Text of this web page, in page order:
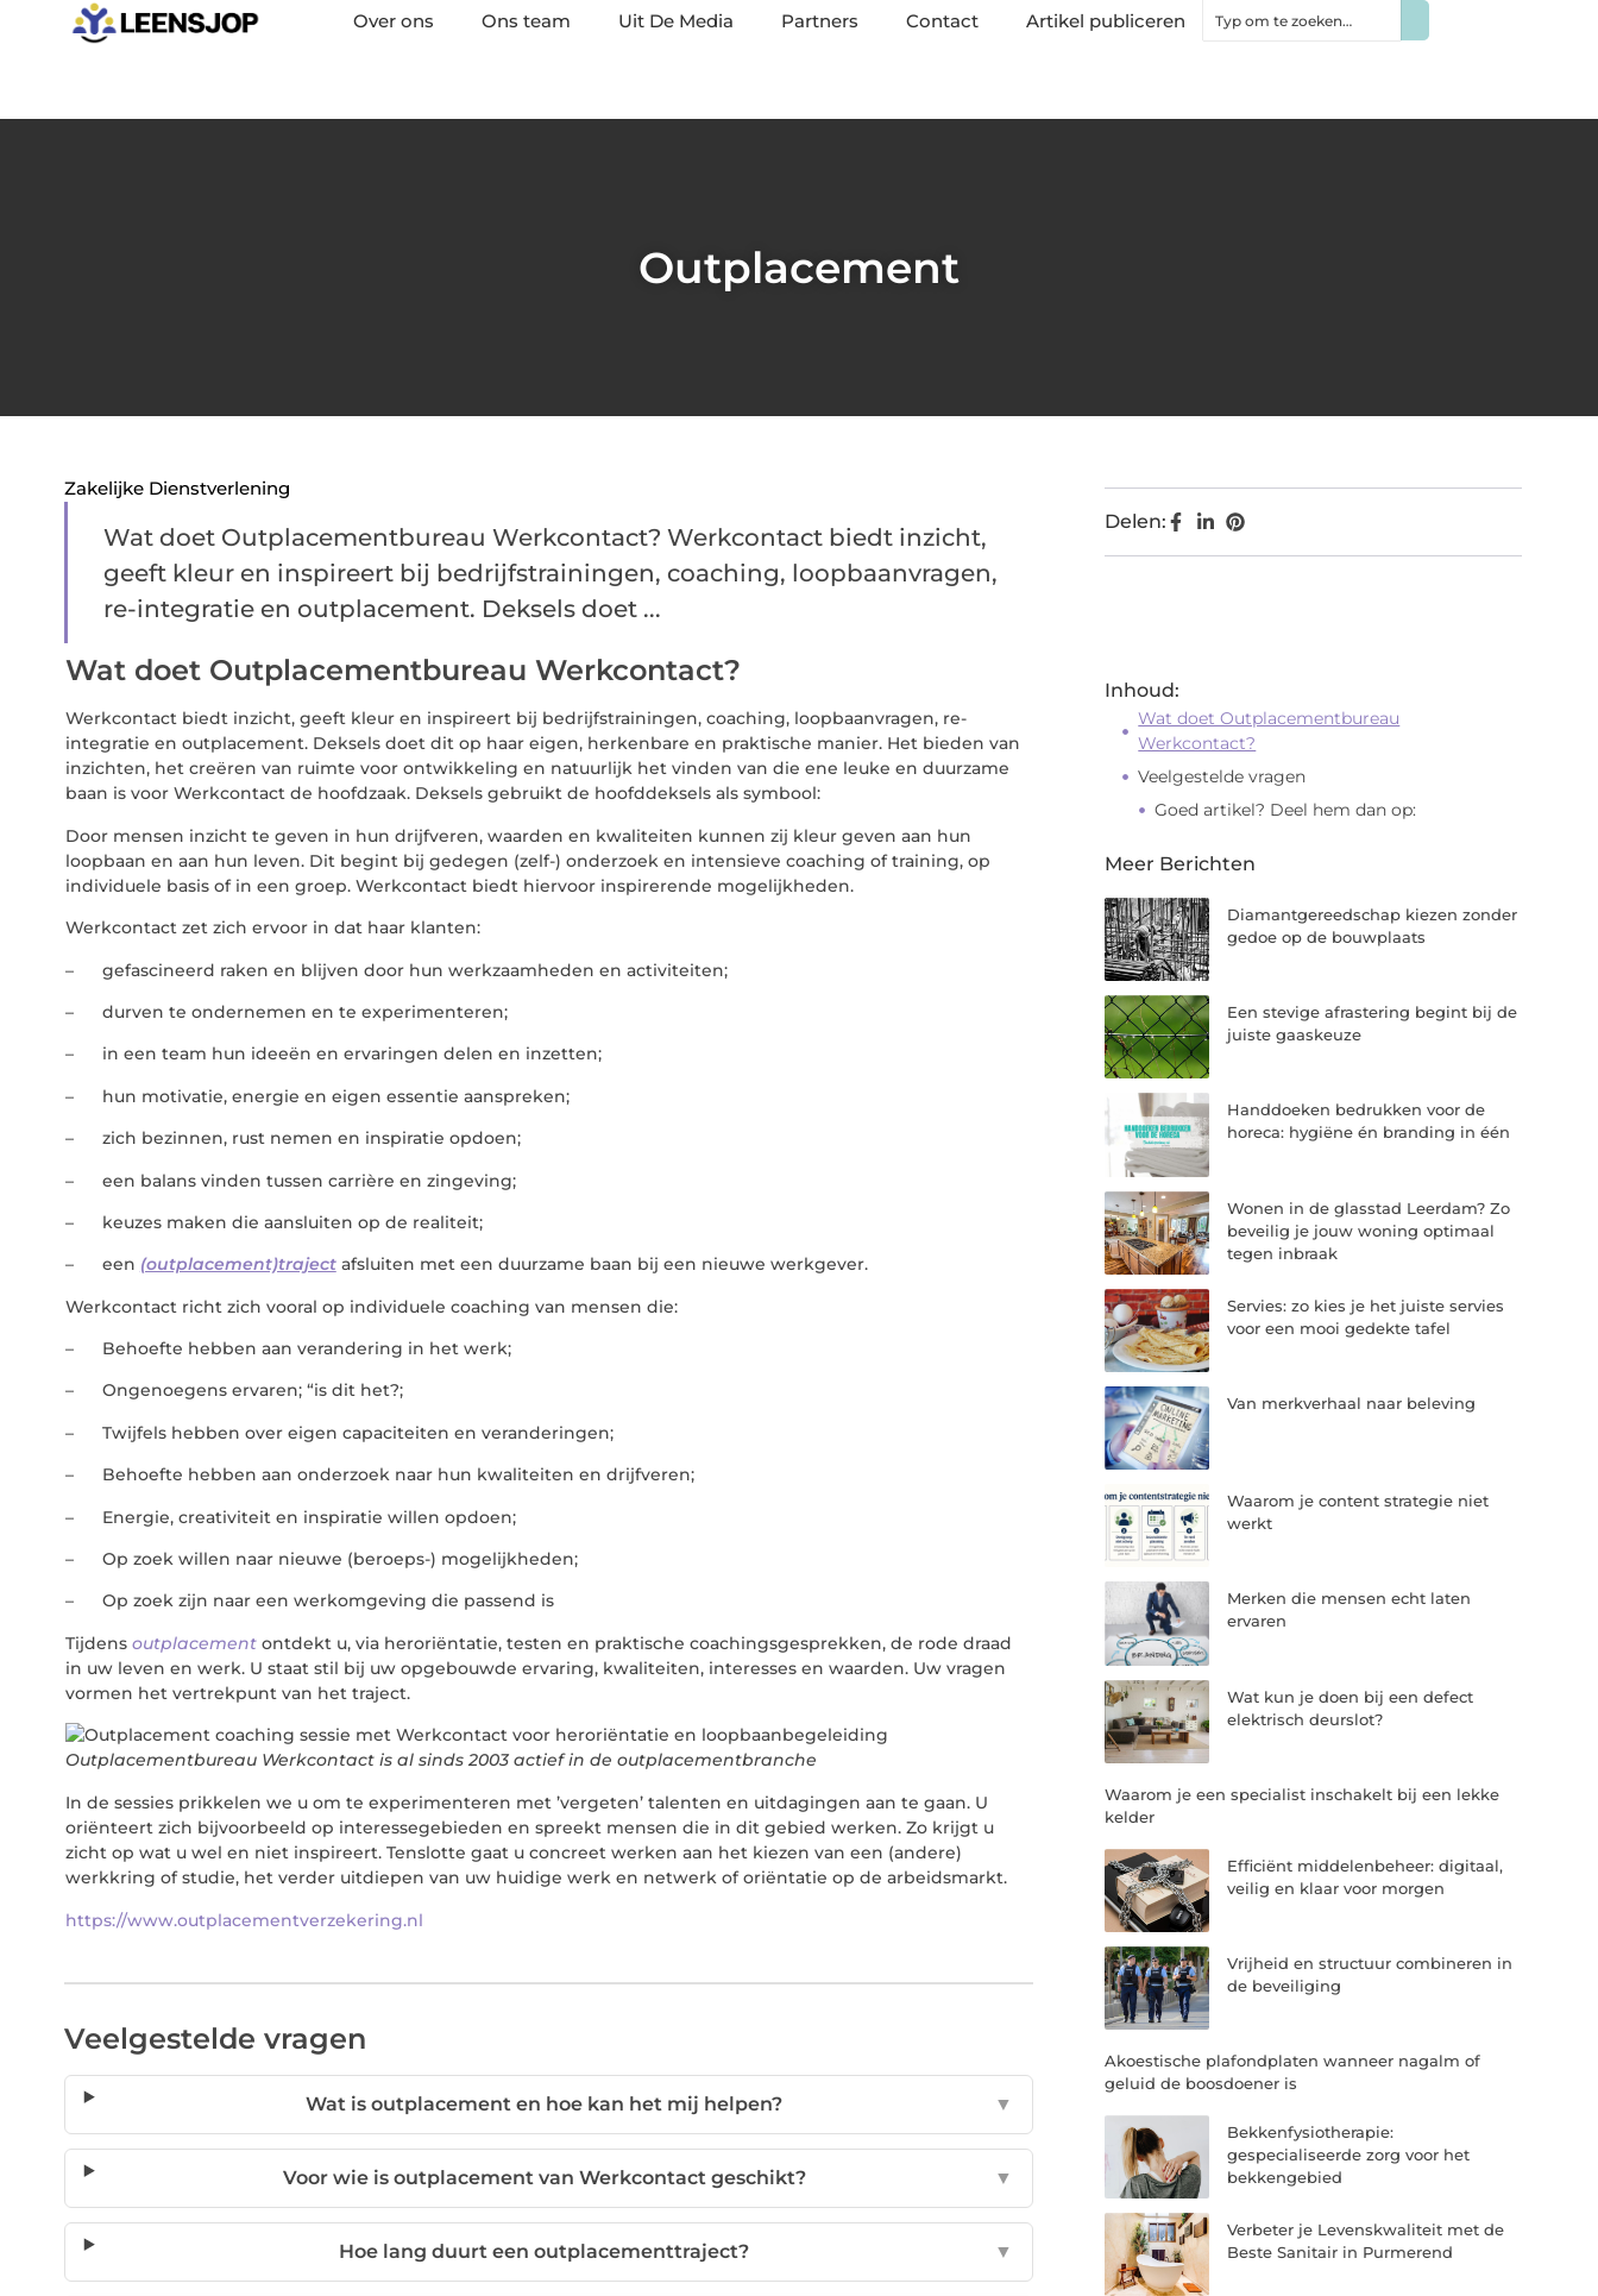
Over ons Ons team Uit De Media Partners Contact Artikel publiceren
Outplacement
Zakelijke Dienstverlening
Wat doet Outplacementbureau Werkcontact? Werkcontact biedt inzicht,
geeft kleur en inspireert bij bedrijfstrainingen, coaching, loopbaanvragen,
re-integratie en outplacement. Deksels doet ...
Wat doet Outplacementbureau Werkcontact?
Werkcontact biedt inzicht, geeft kleur en inspireert bij bedrijfstrainingen, coaching, loopbaanvragen, re-
integratie en outplacement. Deksels doet dit op haar eigen, herkenbare en praktische manier. Het bieden van
inzichten, het creëren van ruimte voor ontwikkeling en natuurlijk het vinden van die ene leuke en duurzame
baan is voor Werkcontact de hoofdzaak. Deksels gebruikt de hoofddeksels als symbool:
Door mensen inzicht te geven in hun drijfveren, waarden en kwaliteiten kunnen zij kleur geven aan hun
loopbaan en aan hun leven. Dit begint bij gedegen (zelf-) onderzoek en intensieve coaching of training, op
individuele basis of in een groep. Werkcontact biedt hiervoor inspirerende mogelijkheden.
Werkcontact zet zich ervoor in dat haar klanten:
– gefascineerd raken en blijven door hun werkzaamheden en activiteiten;
– durven te ondernemen en te experimenteren;
– in een team hun ideeën en ervaringen delen en inzetten;
– hun motivatie, energie en eigen essentie aanspreken;
– zich bezinnen, rust nemen en inspiratie opdoen;
– een balans vinden tussen carrière en zingeving;
– keuzes maken die aansluiten op de realiteit;
– een (outplacement)trajectafsluiten met een duurzame baan bij een nieuwe werkgever.
Werkcontact richt zich vooral op individuele coaching van mensen die:
– Behoefte hebben aan verandering in het werk;
– Ongenoegens ervaren; “is dit het?;
– Twijfels hebben over eigen capaciteiten en veranderingen;
– Behoefte hebben aan onderzoek naar hun kwaliteiten en drijfveren;
– Energie, creativiteit en inspiratie willen opdoen;
– Op zoek willen naar nieuwe (beroeps-) mogelijkheden;
– Op zoek zijn naar een werkomgeving die passend is
Tijdens outplacementontdekt u, via heroriëntatie, testen en praktische coachingsgesprekken, de rode draad
in uw leven en werk. U staat stil bij uw opgebouwde ervaring, kwaliteiten, interesses en waarden. Uw vragen
vormen het vertrekpunt van het traject.
Outplacementbureau Werkcontact is al sinds 2003 actief in de outplacementbranche
In de sessies prikkelen we u om te experimenteren met ’vergeten’ talenten en uitdagingen aan te gaan. U
oriënteert zich bijvoorbeeld op interessegebieden en spreekt mensen die in dit gebied werken. Zo krijgt u
zicht op wat u wel en niet inspireert. Tenslotte gaat u concreet werken aan het kiezen van een (andere)
werkkring of studie, het verder uitdiepen van uw huidige werk en netwerk of oriëntatie op de arbeidsmarkt.
https://www.outplacementverzekering.nl
Veelgestelde vragen
Wat is outplacement en hoe kan het mij helpen? ▼
Voor wie is outplacement van Werkcontact geschikt? ▼
Hoe lang duurt een outplacementtraject? ▼
Delen:
Inhoud:
Wat doet Outplacementbureau
Werkcontact?
Veelgestelde vragen
Goed artikel? Deel hem dan op:
Meer Berichten
Diamantgereedschap kiezen zonder
gedoe op de bouwplaats
Een stevige afrastering begint bij de
juiste gaaskeuze
Handdoeken bedrukken voor de
horeca: hygiëne én branding in één
Wonen in de glasstad Leerdam? Zo
beveilig je jouw woning optimaal
tegen inbraak
Servies: zo kies je het juiste servies
voor een mooi gedekte tafel
Van merkverhaal naar beleving
Waarom je content strategie niet
werkt
Merken die mensen echt laten
ervaren
Wat kun je doen bij een defect
elektrisch deurslot?
Waarom je een specialist inschakelt bij een lekke
kelder
Efficiënt middelenbeheer: digitaal,
veilig en klaar voor morgen
Vrijheid en structuur combineren in
de beveiliging
Akoestische plafondplaten wanneer nagalm of
geluid de boosdoener is
Bekkenfysiotherapie:
gespecialiseerde zorg voor het
bekkengebied
Verbeter je Levenskwaliteit met de
Beste Sanitair in Purmerend